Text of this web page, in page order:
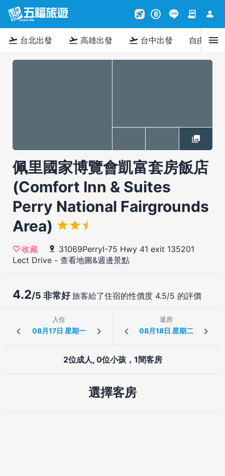
rocket_launch B contract person
flight_takeoff 台北出發 flight_takeoff 高雄出發 flight_takeoff 台中出發 自由行menu
佩里國家博覽會凱富套房飯店
(Comfort Inn & Suites
Perry National Fairgrounds
Area)
收藏
31069PerryI-75 Hwy 41 exit 135201
Lect Drive - 查看地圖&週邊景點
4.2/5 非常好旅客給了住宿的性價度 4.5/5 的評價
入住 退房
2位成人, 0位小孩，1間客房
選擇客房